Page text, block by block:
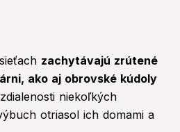
zachytávajú zrútené
ako aj obrovské kúdoly
niekoľkých
otriasol ich domami a